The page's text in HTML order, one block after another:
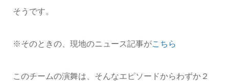
そうです。
※そのときの、現地のニュース記事がこちら
このチームの演舞は、そんなエピソードからわずか２